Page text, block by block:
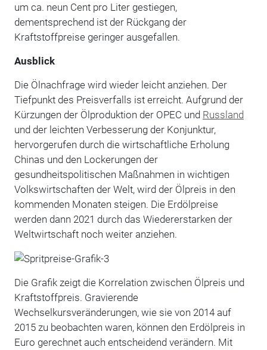
um ca. neun Cent pro Liter gestiegen,
dementsprechend ist der Rückgang der
Kraftstoffpreise geringer ausgefallen.
Ausblick
Die Ölnachfrage wird wieder leicht anziehen. Der
Tiefpunkt des Preisverfalls ist erreicht. Aufgrund der
Kürzungen der Ölproduktion der OPEC und Russland
und der leichten Verbesserung der Konjunktur,
hervorgerufen durch die wirtschaftliche Erholung
Chinas und den Lockerungen der
gesundheitspolitischen Maßnahmen in wichtigen
Volkswirtschaften der Welt, wird der Ölpreis in den
kommenden Monaten steigen. Die Erdölpreise
werden dann 2021 durch das Wiedererstarken der
Weltwirtschaft noch weiter anziehen.
Die Grafik zeigt die Korrelation zwischen Ölpreis und
Kraftstoffpreis. Gravierende
Wechselkursveränderungen, wie sie von 2014 auf
2015 zu beobachten waren, können den Erdölpreis in
Euro gerechnet auch entscheidend verändern. Mit